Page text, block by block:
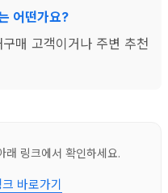
어떤가요?
매 고객이거나 주변 추천
래 링크에서 확인하세요.
바로가기